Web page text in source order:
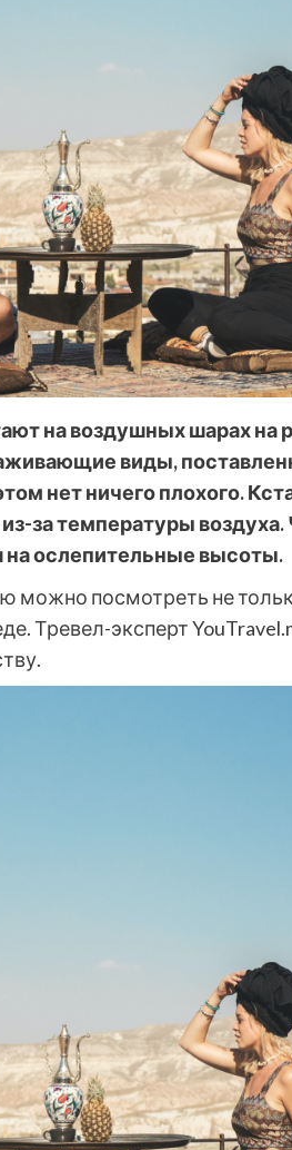
на воздушных шарах на
виды,
нет ничего плохого.
за температуры
ослепительные высоты.
можно посмотреть не
Тревел-эксперт